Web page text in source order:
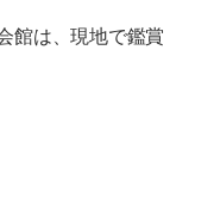
館は、現地で鑑賞